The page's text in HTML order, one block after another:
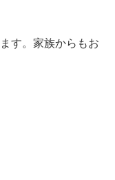
す。家族からもお